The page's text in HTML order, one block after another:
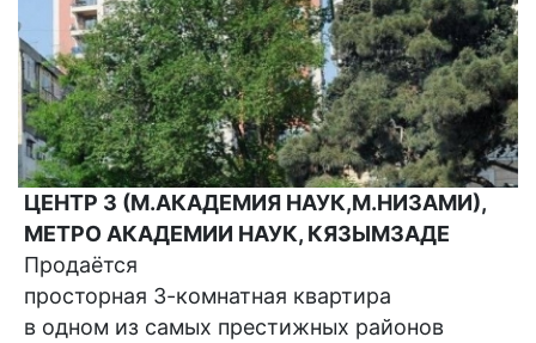
ЦЕНТР 3 (М.АКАДЕМИЯ НАУК,М.НИЗАМИ),
МЕТРО АКАДЕМИИ НАУК, КЯЗЫМЗАДЕ
Продаётся
просторная 3-комнатная квартира
в одном из самых престижных районов